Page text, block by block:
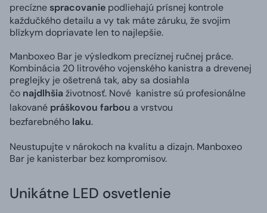
precízne spracovanie podliehajú prísnej kontrole
každučkého detailu a vy tak máte záruku, že svojim
blízkym dopriavate len to najlepšie.
Manboxeo Bar je výsledkom precíznej ručnej práce.
Kombinácia 20 litrového vojenského kanistra a drevenej
preglejky je ošetrená tak, aby sa dosiahla
čo najdlhšiaživotnosť. Nové kanistre sú profesionálne
lakované práškovou farbou a vrstvou
bezfarebného laku.
Neustupujte v nárokoch na kvalitu a dizajn. Manboxeo
Bar je kanisterbar bez kompromisov.
Unikátne LED osvetlenie